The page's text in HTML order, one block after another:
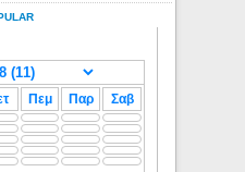
Πεμ Παρ Σαβ